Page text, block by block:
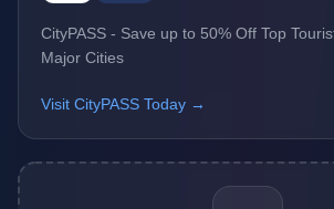
CityPASS - Save up to 50% Off Top
Major Cities
Visit CityPASS Today →